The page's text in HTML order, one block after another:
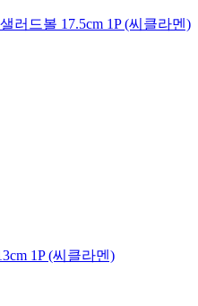
러드볼 17.5cm 1P (씨클라멘)
1P (씨클라멘)